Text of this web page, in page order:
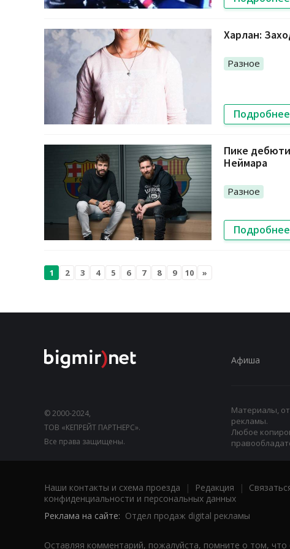
Харлан:
Разное
Подробнее
Пике
Неймара
Разное
Подробнее
1 2 3 4 5 6 7 8 9 10 »
© 2000-2024,
ТОВ «КЕПРЕЙТ ПАРТНЕРС».
Все права защищены.
Афиша
Материалы,
рекламы.
Любое
Наши контакты и схема проезда | Редакция |
конфиденциальности и персональных данных
Реклама на сайте: Отдел продаж digital рекламы
Оставляя комментарий, пожалуйста, помните о том,